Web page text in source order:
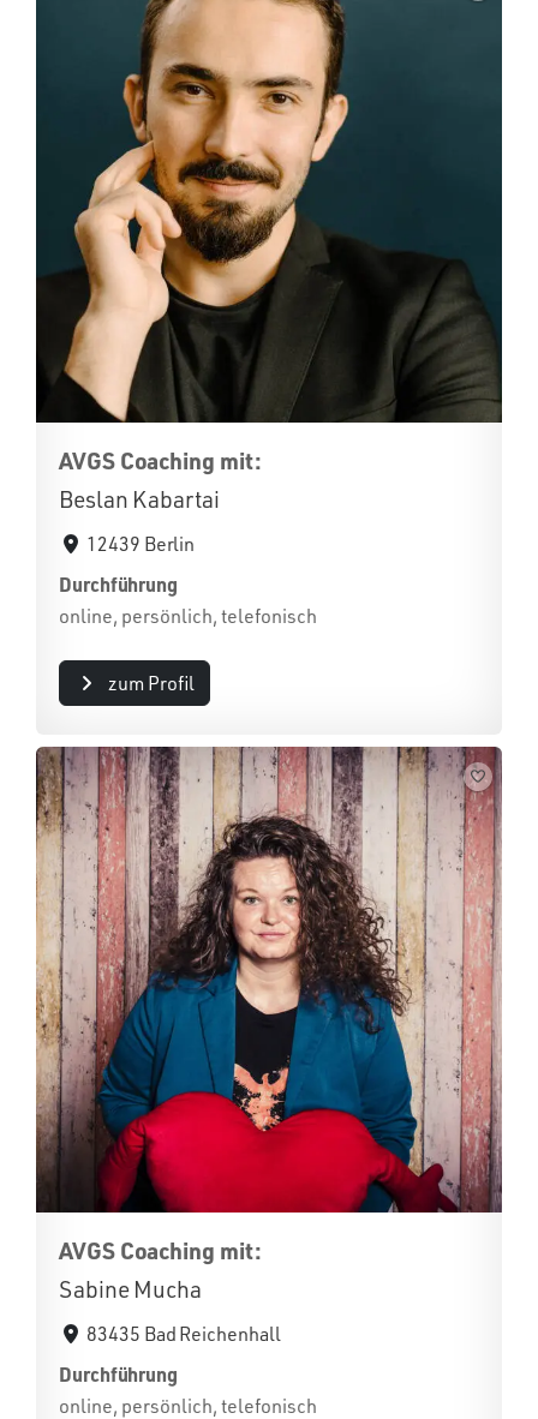
AVGS Coaching mit:
Beslan Kabartai
12439 Berlin
Durchführung
online, persönlich, telefonisch
zum Profil
AVGS Coaching mit:
Sabine Mucha
83435 Bad Reichenhall
Durchführung
online, persönlich, telefonisch